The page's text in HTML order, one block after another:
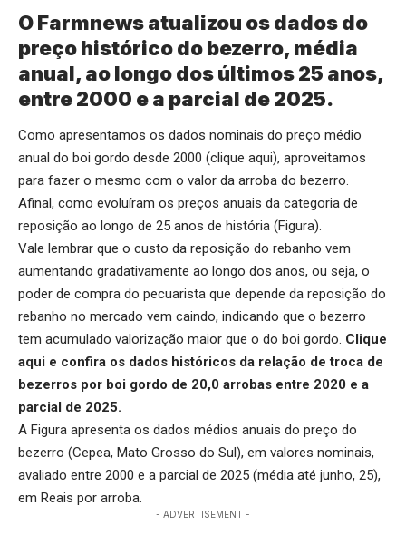
O Farmnews atualizou os dados do
preço histórico do bezerro, média
anual, ao longo dos últimos 25 anos,
entre 2000 e a parcial de 2025.
Como apresentamos os dados nominais do preço médio
anual do boi gordo desde 2000 (clique aqui), aproveitamos
para fazer o mesmo com o valor da arroba do bezerro.
Afinal, como evoluíram os preços anuais da categoria de
reposição ao longo de 25 anos de história (Figura).
Vale lembrar que o custo da reposição do rebanho vem
aumentando gradativamente ao longo dos anos, ou seja, o
poder de compra do pecuarista que depende da reposição do
rebanho no mercado vem caindo, indicando que o bezerro
tem acumulado valorização maior que o do boi gordo. Clique
aqui e confira os dados históricos da relação de troca de
bezerros por boi gordo de 20,0 arrobas entre 2020 e a
parcial de 2025.
A Figura apresenta os dados médios anuais do preço do
bezerro (Cepea, Mato Grosso do Sul), em valores nominais,
avaliado entre 2000 e a parcial de 2025 (média até junho, 25),
em Reais por arroba.
- ADVERTISEMENT -